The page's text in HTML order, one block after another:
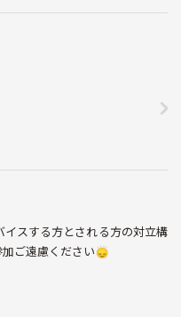
スする方とされる方の対立構
ご遠慮ください🙂‍↕️